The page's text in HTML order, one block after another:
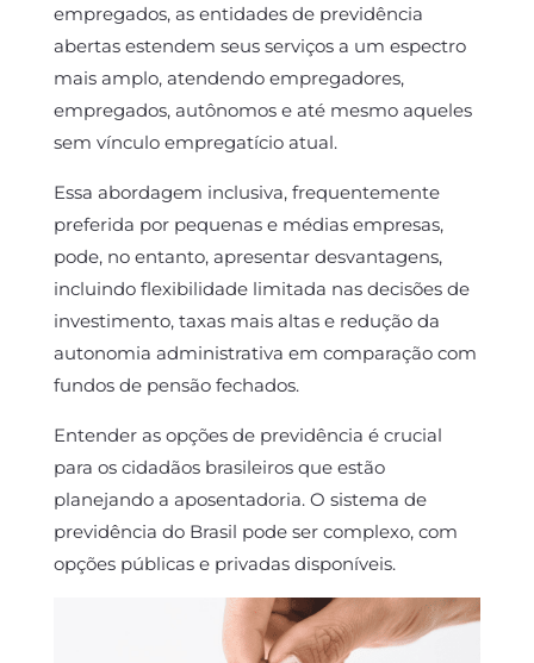
empregados, as entidades de previdência
abertas estendem seus serviços a um espectro
mais amplo, atendendo empregadores,
empregados, autônomos e até mesmo aqueles
sem vínculo empregatício atual.
Essa abordagem inclusiva, frequentemente
preferida por pequenas e médias empresas,
pode, no entanto, apresentar desvantagens,
incluindo flexibilidade limitada nas decisões de
investimento, taxas mais altas e redução da
autonomia administrativa em comparação com
fundos de pensão fechados.
Entender as opções de previdência é crucial
para os cidadãos brasileiros que estão
planejando a aposentadoria. O sistema de
previdência do Brasil pode ser complexo, com
opções públicas e privadas disponíveis.